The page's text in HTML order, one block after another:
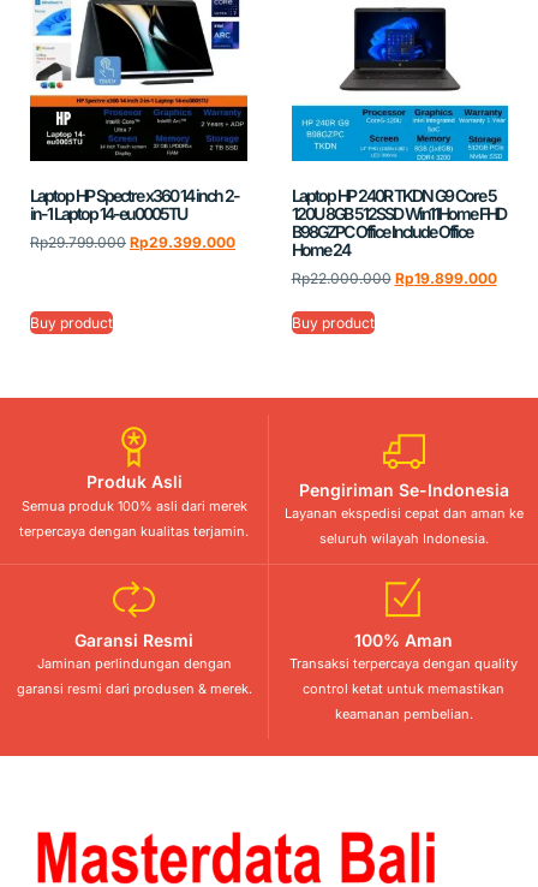
Laptop HP Spectre x360 14 inch 2-
in-1 Laptop 14-eu0005TU
Rp29.799.000 Rp29.399.000
Buy product
Laptop HP 240R TKDN G9 Core 5
120U 8GB 512SSD Win11Home FHD
B98GZPC Office Include Office
Home 24
Rp22.000.000 Rp19.899.000
Buy product
Produk Asli
Semua produk 100% asli dari merek
terpercaya dengan kualitas terjamin.
Pengiriman Se-Indonesia
Layanan ekspedisi cepat dan aman ke
seluruh wilayah Indonesia.
Garansi Resmi
Jaminan perlindungan dengan
garansi resmi dari produsen & merek.
100% Aman
Transaksi terpercaya dengan quality
control ketat untuk memastikan
keamanan pembelian.